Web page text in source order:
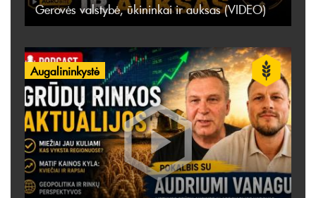
Gerovės valstybė, ūkininkai ir auksas (VIDEO)
Augalininkystė